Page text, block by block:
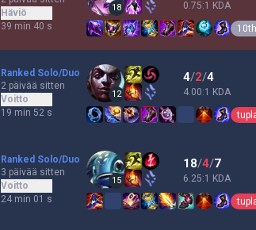
Häviö
39 min 40 s
18 0.75:1 KDA
10th
Ranked Solo/Duo
2 päivää sitten
Voitto
19 min 52 s
12
4/2/4
4.00:1 KDA
Ranked Solo/Duo
3 päivää sitten
Voitto
24 min 01 s
15
18/4/7
6.25:1 KDA